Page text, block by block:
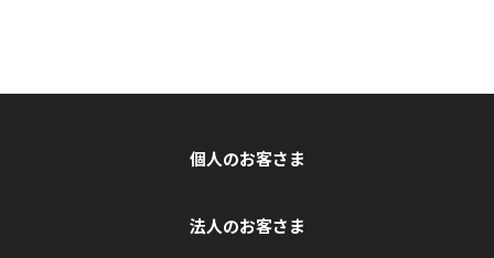
個人のお客さま
法人のお客さま